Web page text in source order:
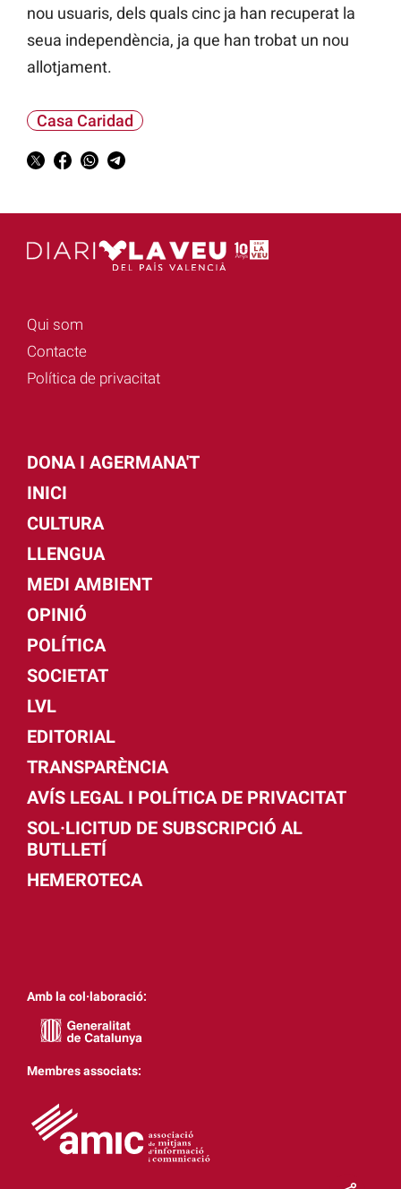
nou usuaris, dels quals cinc ja han recuperat la
seua independència, ja que han trobat un nou
allotjament.
Casa Caridad
Qui som
Contacte
Política de privacitat
DONA I AGERMANA'T
INICI
CULTURA
LLENGUA
MEDI AMBIENT
OPINIÓ
POLÍTICA
SOCIETAT
LVL
EDITORIAL
TRANSPARÈNCIA
AVÍS LEGAL I POLÍTICA DE PRIVACITAT
SOL·LICITUD DE SUBSCRIPCIÓ AL
BUTLLETÍ
HEMEROTECA
Amb la col·laboració:
Membres associats: